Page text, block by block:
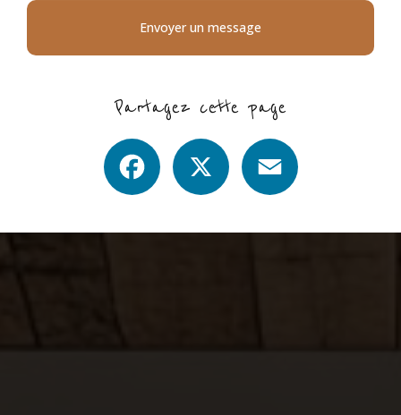
Envoyer un message
Partagez cette page
Facebook